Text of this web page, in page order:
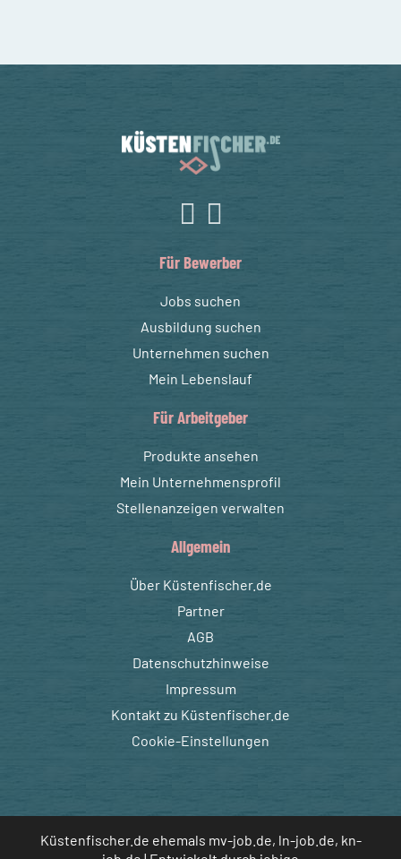
Für Bewerber
Jobs suchen
Ausbildung suchen
Unternehmen suchen
Mein Lebenslauf
Für Arbeitgeber
Produkte ansehen
Mein Unternehmensprofil
Stellenanzeigen verwalten
Allgemein
Über Küstenfischer.de
Partner
AGB
Datenschutzhinweise
Impressum
Kontakt zu Küstenfischer.de
Cookie-Einstellungen
Küstenfischer.de ehemals mv-job.de, ln-job.de, kn-